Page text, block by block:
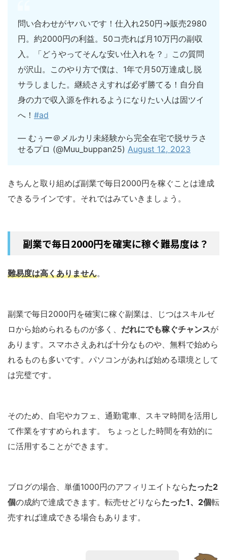
問い合わせがヤバいです！仕入れ250円→販売2980
円。約2000円の利益。50コ売れば月10万円の副収
入。「どうやってそんな安い仕入れを？」この質問
が沢山。このやり方で僕は、1年で月50万達成し脱
サラしました。継続さえすれば必ず勝てる！自分自
身の力で収入源を作れるようになりたい人は固ツイ
へ！ #ad
— むぅー＠メルカリ未経験から完全在宅で脱サラさ
せるプロ (@Muu_buppan25) August 12, 2023
きちんと取り組めば副業で毎日2000円を稼ぐことは達成
できるラインです。それではみていきましょう。
副業で毎日2000円を確実に稼ぐ難易度は？
難易度は高くありません。
副業で毎日2000円を確実に稼ぐ副業は、じつはスキルゼ
ロから始められるものが多く、 だれにでも稼ぐチャンスが
あります。スマホさえあれば十分なものや、無料で始めら
れるものも多いです。パソコンがあれば始める環境として
は完璧です。
そのため、自宅やカフェ、通勤電車、スキマ時間を活用し
て作業をすすめられます。 ちょっとした時間を有効的に
に活用することができます。
ブログの場合、単価1000円のアフィリエイトならたった2
個の成約で達成できます。転売せどりならたった1、2個転
売すれば達成できる場合もあります。